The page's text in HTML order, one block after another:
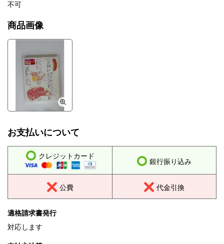
不可
商品画像
お支払いについて
クレジットカード
銀行振り込み
公費 代金引換
適格請求書発行
対応します